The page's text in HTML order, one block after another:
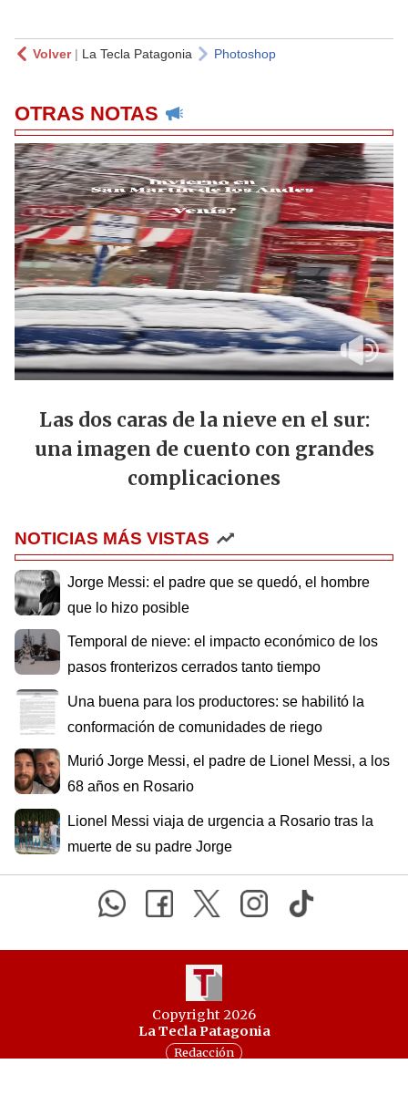
Volver| La Tecla Patagonia Photoshop
OTRAS NOTAS
Las dos caras de la nieve en el sur:
una imagen de cuento con grandes
complicaciones
NOTICIAS MÁS VISTAS
Jorge Messi: el padre que se quedó, el hombre
que lo hizo posible
Temporal de nieve: el impacto económico de los
pasos fronterizos cerrados tanto tiempo
Una buena para los productores: se habilitó la
conformación de comunidades de riego
Murió Jorge Messi, el padre de Lionel Messi, a los
68 años en Rosario
Lionel Messi viaja de urgencia a Rosario tras la
muerte de su padre Jorge
Copyright 2026
La Tecla Patagonia
Redacción